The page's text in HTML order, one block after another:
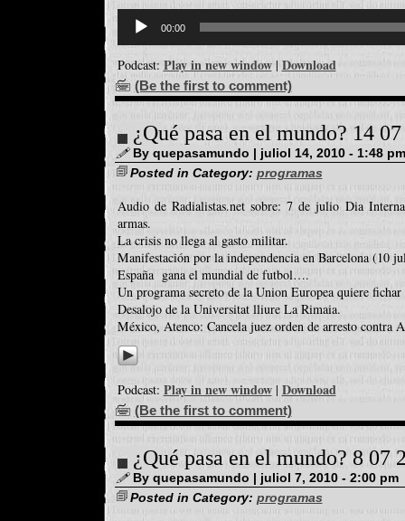
d'àudio
00:00
Podcast: Play in new window| Download
(Be the first to comment)
¿Qué pasa en el mundo? 14
By quepasamundo | juliol 14, 2010 - 1:48 pm
Posted in Category: programas
Audio de Radialistas.net sobre: 7 de julio Dia
armas.
La crisis no llega al gasto militar.
Manifestación por la independencia en Barcelona (10
España gana el mundial de futbol….
Un programa secreto de la Union Europea quiere fichar
Desalojo de la Universitat lliure La Rimaia.
México, Atenco: Cancela juez orden de arresto contra
Podcast: Play in new window| Download
(Be the first to comment)
¿Qué pasa en el mundo? 8 07
By quepasamundo | juliol 7, 2010 - 2:00 pm
Posted in Category: programas